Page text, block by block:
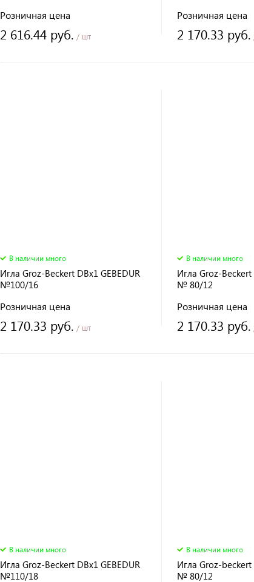
Розничная цена
2 616.44 руб. / шт
Розничная цена
2 170.33 руб.
В наличии много
Игла Groz-Beckert DBx1 GEBEDUR
№100/16
Розничная цена
2 170.33 руб. / шт
В наличии много
Игла Groz-Beckert
№ 80/12
Розничная цена
2 170.33 руб.
В наличии много
Игла Groz-Beckert DBx1 GEBEDUR
№110/18
В наличии много
Игла Groz-beckert
№ 80/12